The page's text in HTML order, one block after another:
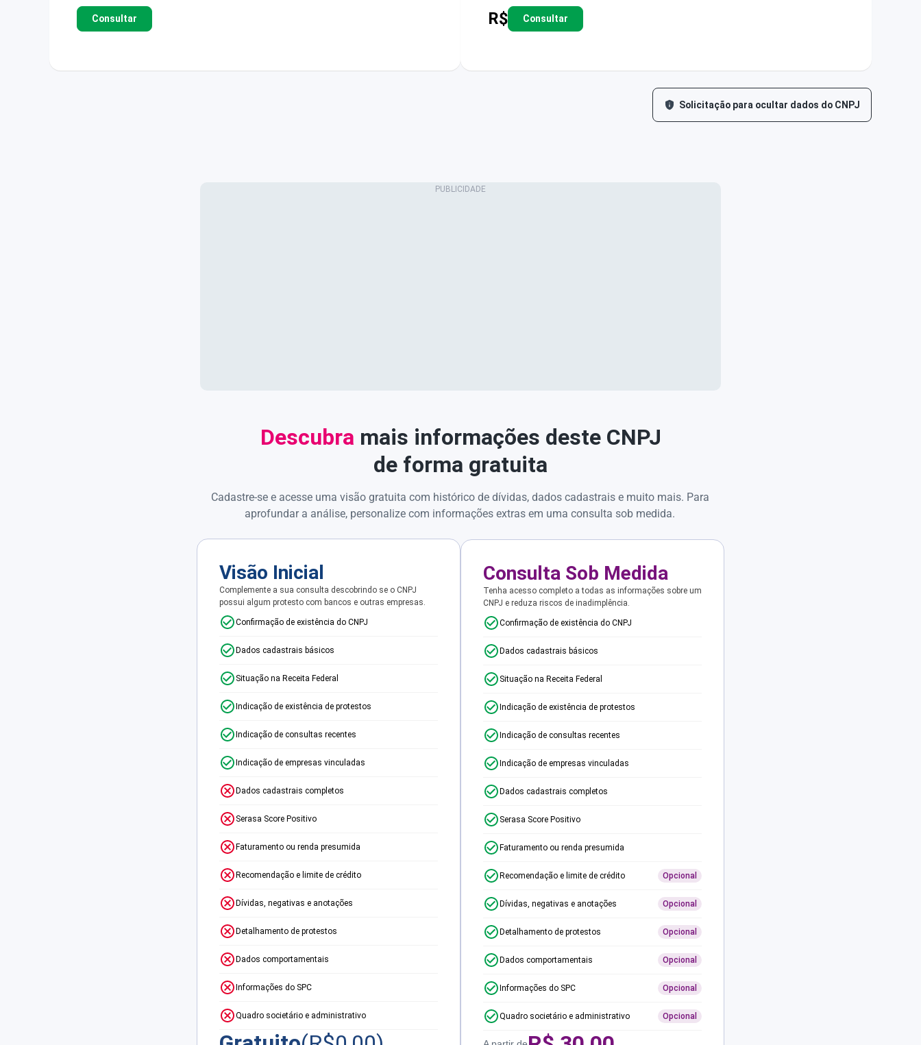
Consultar R$ Consultar
Solicitação para ocultar dados do CNPJ
Descubra mais informações deste CNPJ
de forma gratuita
Cadastre-se e acesse uma visão gratuita com histórico de dívidas, dados cadastrais e muito mais. Para
aprofundar a análise, personalize com informações extras em uma consulta sob medida.
Visão Inicial
Complemente a sua consulta descobrindo se o CNPJ
possui algum protesto com bancos e outras empresas.
Confirmação de existência do CNPJ
Dados cadastrais básicos
Situação na Receita Federal
Indicação de existência de protestos
Indicação de consultas recentes
Indicação de empresas vinculadas
Dados cadastrais completos
Serasa Score Positivo
Faturamento ou renda presumida
Recomendação e limite de crédito
Dívidas, negativas e anotações
Detalhamento de protestos
Dados comportamentais
Informações do SPC
Quadro societário e administrativo
Consulta Sob Medida
Tenha acesso completo a todas as informações sobre um
CNPJ e reduza riscos de inadimplência.
Confirmação de existência do CNPJ
Dados cadastrais básicos
Situação na Receita Federal
Indicação de existência de protestos
Indicação de consultas recentes
Indicação de empresas vinculadas
Dados cadastrais completos
Serasa Score Positivo
Faturamento ou renda presumida
Recomendação e limite de crédito Opcional
Dívidas, negativas e anotações Opcional
Detalhamento de protestos Opcional
Dados comportamentais Opcional
Informações do SPC Opcional
Quadro societário e administrativo Opcional